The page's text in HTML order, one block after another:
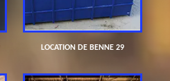
LOCATION DE BENNE 29